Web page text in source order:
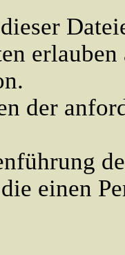
der
einen